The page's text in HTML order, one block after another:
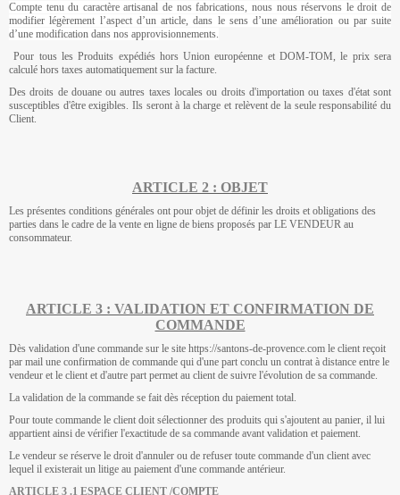
Compte tenu du caractère artisanal de nos fabrications, nous nous réservons le droit de
modifier légèrement l’aspect d’un article, dans le sens d’une amélioration ou par suite
d’une modification dans nos approvisionnements.
Pour tous les Produits expédiés hors Union européenne et DOM-TOM, le prix sera
calculé hors taxes automatiquement sur la facture.
Des droits de douane ou autres taxes locales ou droits d'importation ou taxes d'état sont
susceptibles d'être exigibles. Ils seront à la charge et relèvent de la seule responsabilité du
Client.
ARTICLE 2 : OBJET
Les présentes conditions générales ont pour objet de définir les droits et obligations des
parties dans le cadre de la vente en ligne de biens proposés par LE VENDEUR au
consommateur.
ARTICLE 3 : VALIDATION ET CONFIRMATION DE
COMMANDE
Dès validation d'une commande sur le site https://santons-de-provence.com le client reçoit
par mail une confirmation de commande qui d'une part conclu un contrat à distance entre le
vendeur et le client et d'autre part permet au client de suivre l'évolution de sa commande.
La validation de la commande se fait dès réception du paiement total.
Pour toute commande le client doit sélectionner des produits qui s'ajoutent au panier, il lui
appartient ainsi de vérifier l'exactitude de sa commande avant validation et paiement.
Le vendeur se réserve le droit d'annuler ou de refuser toute commande d'un client avec
lequel il existerait un litige au paiement d'une commande antérieur.
ARTICLE 3 .1 ESPACE CLIENT /COMPTE